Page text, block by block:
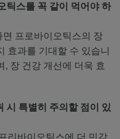
틱스를 꼭 같이 먹어야 하
프로바이오틱스의 장
효과를 기대할 수 있습니
, 장 건강 개선에 더욱 효
시 특별히 주의할 점이 있
리바이오틱스에 더 민감